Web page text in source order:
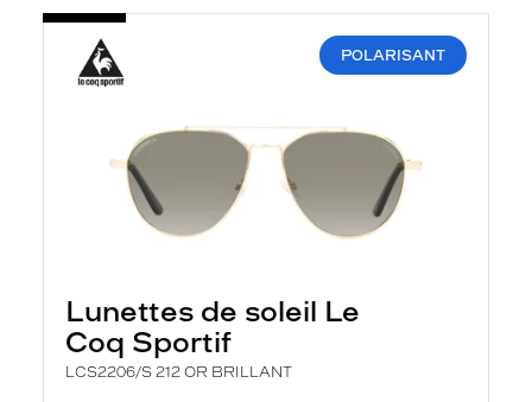
POLARISANT
Lunettes de soleil Le
Coq Sportif
LCS2206/S 212 OR BRILLANT